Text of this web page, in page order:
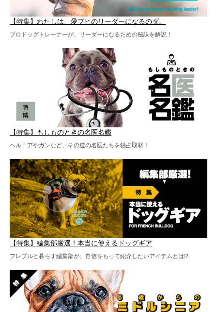
【特集】わたしは、愛ブヒのリーダーになるのダ。
プロドッグトレーナーが、リーダーになるための秘訣を解説！
【特集】もしものときの名医名鑑
ヘルニアやガンなど、その道の名医たちを独占取材！
【特集】編集部厳選！本当に使えるドッグギア
フレブルと暮らす編集部が、自信をもって紹介したいアイテムとは!?